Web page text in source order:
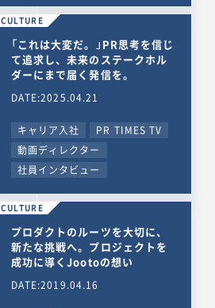
CULTURE
「これは大変だ。」PR思考を信じ
て追求し、未来のステークホル
ダーにまで届く発信を。
DATE:2025.04.21
キャリア入社
PR TIMES TV
動画ディレクター
社員インタビュー
CULTURE
プロダクトのルーツを大切に、
新たな挑戦へ。プロジェクトを
成功に導くJootoの想い
DATE:2019.04.16